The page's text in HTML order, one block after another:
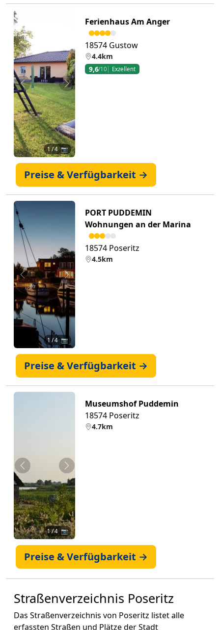
Zurück Weiter
1/ 4 📷
Ferienhaus Am Anger
18574 Gustow
4.4km
9,6/10 Exzellent
Preise & Verfügbarkeit →
Zurück Weiter
1 / 4 📷
PORT PUDDEMIN
Wohnungen an der Marina
18574 Poseritz
4.5km
Preise & Verfügbarkeit →
Zurück Weiter
1/ 4 📷
Museumshof Puddemin
18574 Poseritz
4.7km
Preise & Verfügbarkeit →
Straßenverzeichnis Poseritz
Das Straßenverzeichnis von Poseritz listet alle
erfassten Straßen und Plätze der Stadt